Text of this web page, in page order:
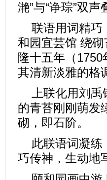
滟”与“诤琮”双
联语用词精巧
和园宜芸馆 绕
隆十五年（
其清新淡雅的格
上联化用刘
的青苔刚刚萌发
砌，即石阶。
此联语词凝练
巧传神，生动地